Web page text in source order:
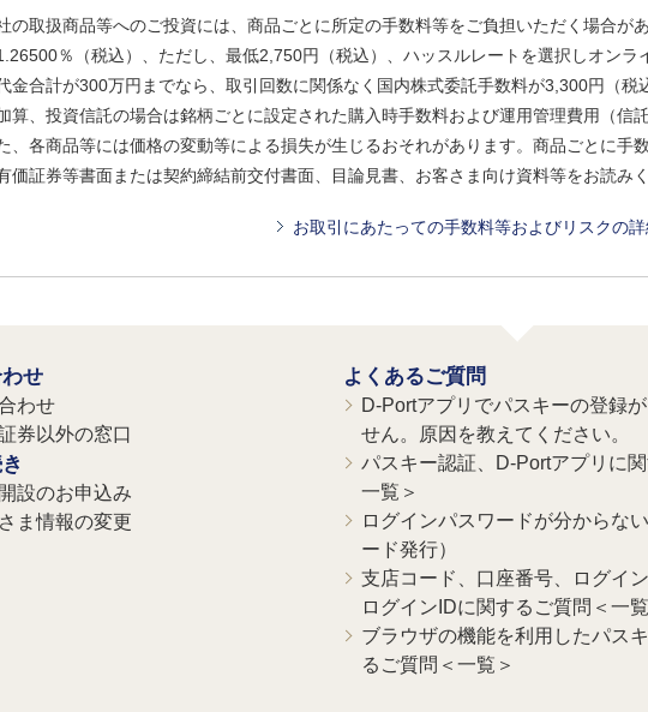
の取扱商品等へのご投資には、商品ごとに所定の手数料等をご負担いただく場合が
％（税込）、ただし、最低2,750円（税込）、ハッスルレートを選択しオン
金合計が300万円までなら、取引回数に関係なく国内株式委託手数料が3,300円（税
算、投資信託の場合は銘柄ごとに設定された購入時手数料および運用管理費用（信
、各商品等には価格の変動等による損失が生じるおそれがあります。商品ごとに手
価証券等書面または契約締結前交付書面、目論見書、お客さま向け資料等をお読みく
お取引にあたっての手数料等およびリスクの
せ
わせ
券以外の窓口
設のお申込み
ま情報の変更
よくあるご質問
D-Portアプリでパスキーの登録
せん。原因を教えてください。
パスキー認証、D-Portアプリに
一覧＞
ログインパスワードが分からな
ード発行）
支店コード、口座番号、ログイン
ログインIDに関するご質問＜一
ブラウザの機能を利用したパス
るご質問＜一覧＞